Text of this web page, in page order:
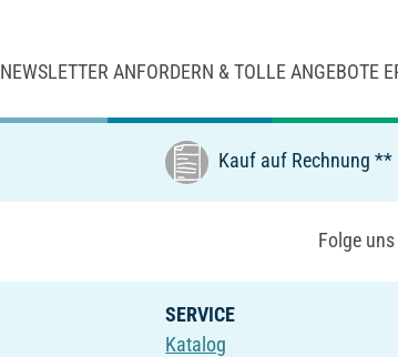
NEWSLETTER ANFORDERN & TOLLE ANGEBOTE
Kauf auf Rechnung **
Folge
SERVICE
Katalog